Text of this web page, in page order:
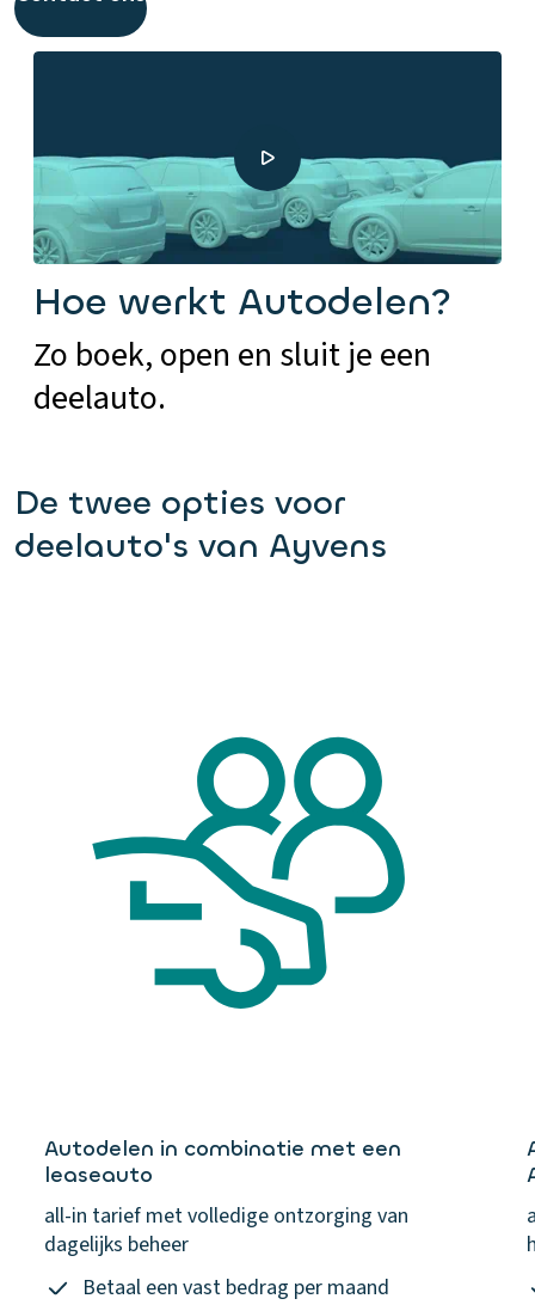
Hoe werkt Autodelen?
Zo boek, open en sluit je een
deelauto.
De twee opties voor
deelauto's van Ayvens
Autodelen in combinatie met een
leaseauto
all-in tarief met volledige ontzorging van
dagelijks beheer
Betaal een vast bedrag per maand